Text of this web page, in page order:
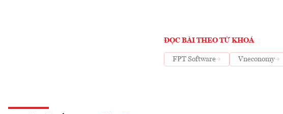
ĐỌC BÀI THEO TỪ KHOÁ
FPT Software Vneconomy